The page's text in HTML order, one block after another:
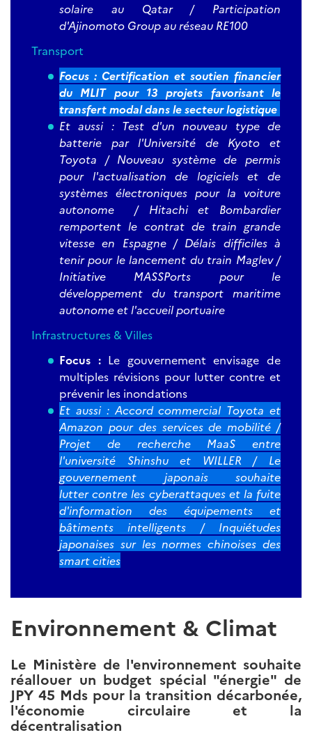
solaire au Qatar / Participation
d'Ajinomoto Group au réseau RE100
Transport
Focus : Certification et soutien financier
du MLIT pour 13 projets favorisant le
transfert modal dans le secteur logistique
Et aussi : Test d'un nouveau type de
batterie par l'Université de Kyoto et
Toyota / Nouveau système de permis
pour l'actualisation de logiciels et de
systèmes électroniques pour la voiture
autonome / Hitachi et Bombardier
remportent le contrat de train grande
vitesse en Espagne / Délais difficiles à
tenir pour le lancement du train Maglev /
Initiative MASSPorts pour le
développement du transport maritime
autonome et l'accueil portuaire
Infrastructures & Villes
Focus : Le gouvernement envisage de
multiples révisions pour lutter contre et
prévenir les inondations
Et aussi : Accord commercial Toyota et
Amazon pour des services de mobilité /
Projet de recherche MaaS entre
l'université Shinshu et WILLER / Le
gouvernement japonais souhaite
lutter contre les cyberattaques et la fuite
d'information des équipements et
bâtiments intelligents / Inquiétudes
japonaises sur les normes chinoises des
smart cities
Environnement & Climat
Le Ministère de l'environnement souhaite
réallouer un budget spécial "énergie" de
JPY 45 Mds pour la transition décarbonée,
l'économie circulaire et la
décentralisation